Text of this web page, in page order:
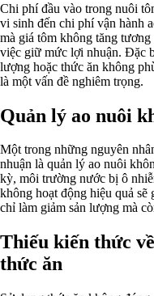
Chi phí đầu vào trong nuôi
vi sinh đến chi phí vận hành
mà giá tôm không tăng
việc giữ mức lợi nhuận. Đặc
lượng hoặc thức ăn không
là một vấn đề nghiêm trọng.
Quản lý ao nuôi
Một trong những nguyên
nhuận là quản lý ao nuôi
kỳ, môi trường nước bị ô
không hoạt động hiệu quả
chỉ làm giảm sản lượng mà
Thiếu kiến thức
thức ăn